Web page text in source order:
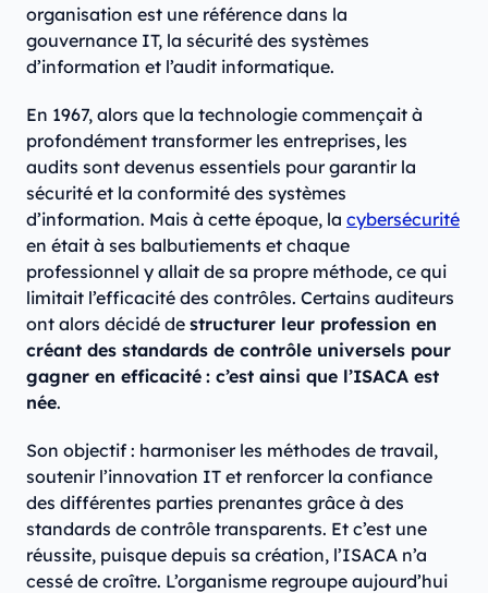
organisation est une référence dans la
gouvernance IT, la sécurité des systèmes
d’information et l’audit informatique.
En 1967, alors que la technologie commençait à
profondément transformer les entreprises, les
audits sont devenus essentiels pour garantir la
sécurité et la conformité des systèmes
d’information. Mais à cette époque, la cybersécurité
en était à ses balbutiements et chaque
professionnel y allait de sa propre méthode, ce qui
limitait l’efficacité des contrôles. Certains auditeurs
ont alors décidé de structurer leur profession en
créant des standards de contrôle universels pour
gagner en efficacité : c’est ainsi que l’ISACA est
née.
Son objectif : harmoniser les méthodes de travail,
soutenir l’innovation IT et renforcer la confiance
des différentes parties prenantes grâce à des
standards de contrôle transparents. Et c’est une
réussite, puisque depuis sa création, l’ISACA n’a
cessé de croître. L’organisme regroupe aujourd’hui